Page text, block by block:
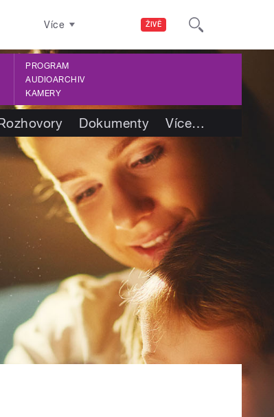
ŽIVĚ
Více
PROGRAM
AUDIOARCHIV
KAMERY
Dokumenty Více…